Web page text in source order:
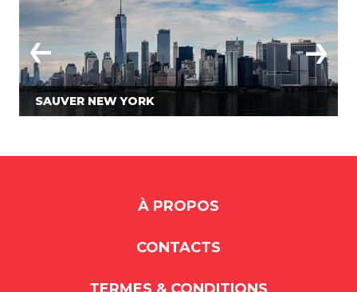
SAUVER NEW YORK
À PROPOS
CONTACTS